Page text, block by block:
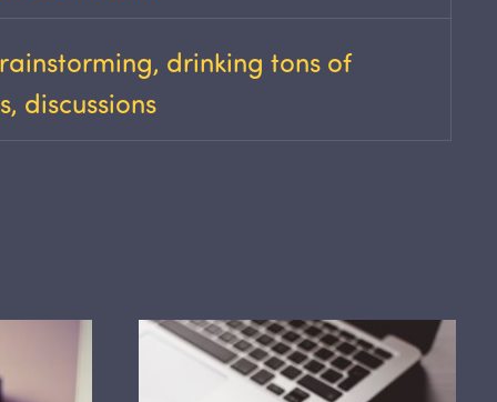
drinking tons of
discussions